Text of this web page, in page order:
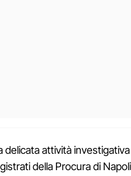
delicata attività
della Procura di